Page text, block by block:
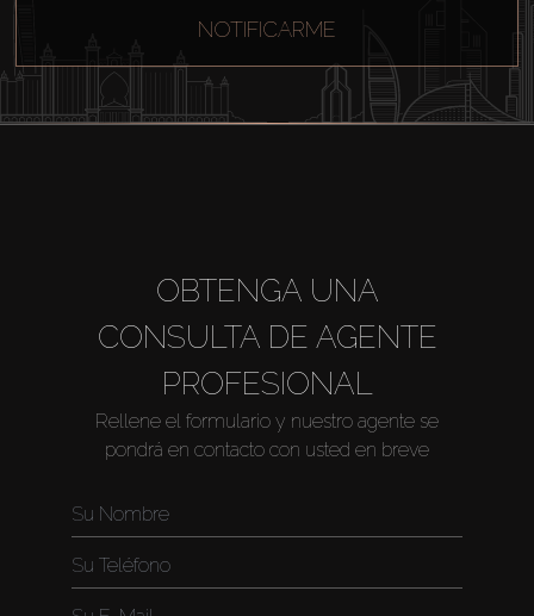
Agentes
NOTIFICARME
OBTENGA UNA
CONSULTA DE AGENTE
PROFESIONAL
Rellene el formulario y nuestro agente se
pondrá en contacto con usted en breve